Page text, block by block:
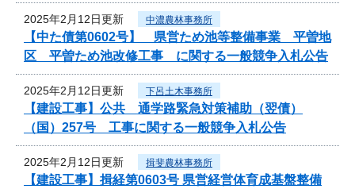
2025年2月12日更新 中濃農林事務所
【中た債第0602号】 県営ため池等整備事業 平曽地
区 平曽ため池改修工事 に関する一般競争入札公告
2025年2月12日更新 下呂土木事務所
【建設工事】公共 通学路緊急対策補助（翌債）
（国）257号 工事に関する一般競争入札公告
2025年2月12日更新 揖斐農林事務所
【建設工事】揖経第0603号 県営経営体育成基盤整備